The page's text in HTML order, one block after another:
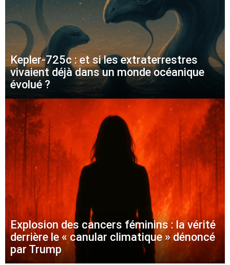
Kepler-725c : et si les extraterrestres
vivaient déjà dans un monde océanique
évolué ?
Explosion des cancers féminins : la vérité
derrière le « canular climatique » dénoncé
par Trump